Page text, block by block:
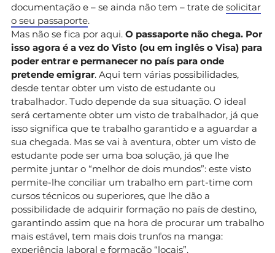
documentação e – se ainda não tem – trate de solicitar
o seu passaporte.
Mas não se fica por aqui. O passaporte não chega. Por
isso agora é a vez do Visto (ou em inglês o Visa) para
poder entrar e permanecer no país para onde
pretende emigrar. Aqui tem várias possibilidades,
desde tentar obter um visto de estudante ou
trabalhador. Tudo depende da sua situação. O ideal
será certamente obter um visto de trabalhador, já que
isso significa que te trabalho garantido e a aguardar a
sua chegada. Mas se vai à aventura, obter um visto de
estudante pode ser uma boa solução, já que lhe
permite juntar o “melhor de dois mundos”: este visto
permite-lhe conciliar um trabalho em part-time com
cursos técnicos ou superiores, que lhe dão a
possibilidade de adquirir formação no país de destino,
garantindo assim que na hora de procurar um trabalho
mais estável, tem mais dois trunfos na manga:
experiência laboral e formação “locais”.